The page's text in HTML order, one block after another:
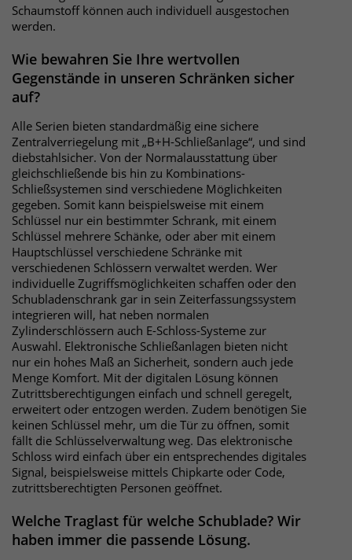
Schaumstoff können auch individuell ausgestochen
werden.
Wie bewahren Sie Ihre wertvollen
Gegenstände in unseren Schränken sicher
auf?
Alle Serien bieten standardmäßig eine sichere
Zentralverriegelung mit „B+H-Schließanlage“, und sind
diebstahlsicher. Von der Normalausstattung über
gleichschließende bis hin zu Kombinations-
Schließsystemen sind verschiedene Möglichkeiten
gegeben. Somit kann beispielsweise mit einem
Schlüssel nur ein bestimmter Schrank, mit einem
Schlüssel mehrere Schänke, oder aber mit einem
Hauptschlüssel verschiedene Schränke mit
verschiedenen Schlössern verwaltet werden. Wer
individuelle Zugriffsmöglichkeiten schaffen oder den
Schubladenschrank gar in sein Zeiterfassungssystem
integrieren will, hat neben normalen
Zylinderschlössern auch E-Schloss-Systeme zur
Auswahl. Elektronische Schließanlagen bieten nicht
nur ein hohes Maß an Sicherheit, sondern auch jede
Menge Komfort. Mit der digitalen Lösung können
Zutrittsberechtigungen einfach und schnell geregelt,
erweitert oder entzogen werden. Zudem benötigen Sie
keinen Schlüssel mehr, um die Tür zu öffnen, somit
fällt die Schlüsselverwaltung weg. Das elektronische
Schloss wird einfach über ein entsprechendes digitales
Signal, beispielsweise mittels Chipkarte oder Code,
zutrittsberechtigten Personen geöffnet.
Welche Traglast für welche Schublade? Wir
haben immer die passende Lösung.
Laufzeit
Zweck
Das Cookie wird gesetzt um zu
überprüfen ob der Browser erlaubt
demTest wieder gelöscht.